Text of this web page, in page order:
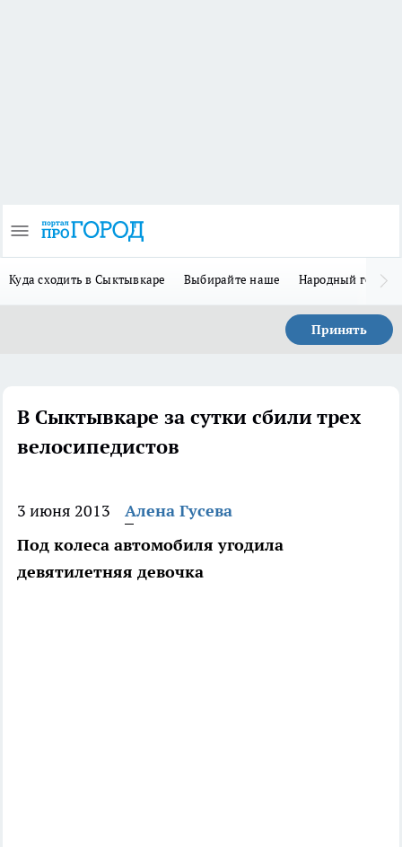
Куда сходить в Сыктывкаре Выбирайте наше Народный герой-
Принять
В Сыктывкаре за сутки сбили трех
велосипедистов
3 июня 2013
Алена Гусева
Под колеса автомобиля угодила
девятилетняя девочка